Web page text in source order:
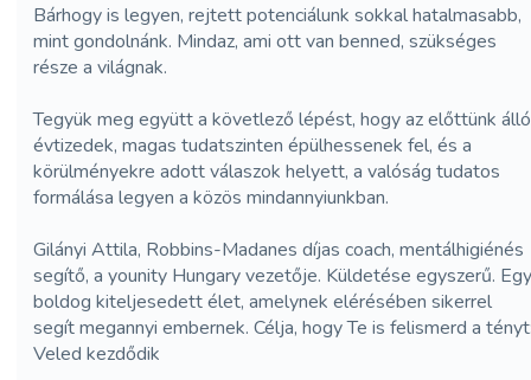
Bárhogy is legyen, rejtett potenciálunk sokkal hatalmasabb,
mint gondolnánk. Mindaz, ami ott van benned, szükséges
része a világnak.
Tegyük meg együtt a követlező lépést, hogy az előttünk álló
évtizedek, magas tudatszinten épülhessenek fel, és a
körülményekre adott válaszok helyett, a valóság tudatos
formálása legyen a közös mindannyiunkban.
Gilányi Attila, Robbins-Madanes díjas coach, mentálhigiénés
segítő, a younity Hungary vezetője. Küldetése egyszerű. Egy
boldog kiteljesedett élet, amelynek elérésében sikerrel
segít megannyi embernek. Célja, hogy Te is felismerd a
Veled kezdődik